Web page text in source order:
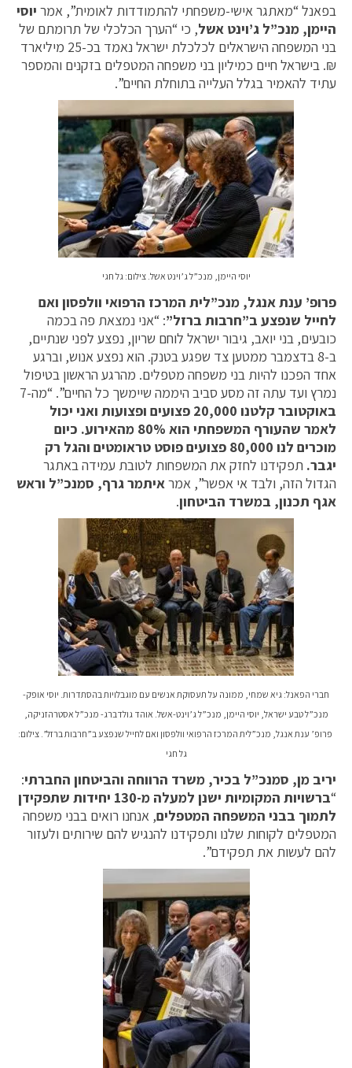
בפאנל “מאתגר אישי-משפחתי להתמודדות לאומית”, אמר יוסי
היימן, מנכ”ל ג’וינט אשל, כי “הערך הכלכלי של תרומתם של
בני המשפחה הישראלים לכלכלת ישראל נאמד בכ-25 מיליארד
₪. בישראל חיים כמיליון בני משפחה המטפלים בזקנים והמספר
עתיד להאמיר בגלל העלייה בתוחלת החיים”.
יוסי היימן, מנכ”ל ג’וינט אשל. צילום: גל חגי
פרופ’ ענת אנגל, מנכ”לית המרכז הרפואי וולפסון ואם
לחייל שנפצע ב”חרבות ברזל”: “אני נמצאת פה בכמה
כובעים, בני יואב, גיבור ישראל לוחם שריון, נפצע לפני שנתיים,
ב-8 בדצמבר ממטען צד שפגע בטנק. הוא נפצע אנוש, וברגע
אחד הפכנו להיות בני משפחה מטפלים. מהרגע הראשון בטיפול
נמרץ ועד עתה זה מסע סביב היממה שיימשך כל החיים”. “מה-7
באוקטובר קלטנו 20,000 פצועים ופצועות ואני יכול
לאמר שהעורף המשפחתי הוא 80% מהאירוע. כיום
מוכרים לנו 80,000 פצועים פוסט טראומטים והגל רק
יגבר. תפקידנו לחזק את המשפחות לטובת עמידה באתגר
הגדול הזה, ולבד אי אפשר”, אמראיתמר גרף, סמנכ”ל וראש
אגף תכנון, במשרד הביטחון.
חברי הפאנל: גיא שמחי, ממונה על תעסוקת אנשים עם מוגבלויות בהסתדרות. יוסי אופק-
מנכ”ל טבע ישראל, יוסי היימן, מנכ”ל ג’וינט-אשל. אוהד גולדברג- מנכ”ל אסטרהזניקה,
פרופ’ ענת אנגל, מנכ”לית המרכז הרפואי וולפסון ואם לחייל שנפצע ב”חרבות ברזל”. צילום:
גל חגי
יריב מן, סמנכ”ל בכיר, משרד הרווחה והביטחון החברתי:
“
ברשויות המקומיות ישנן למעלה מ-130 יחידות שתפקידן
לתמוך בבני המשפחה המטפלים, אנחנו רואים בבני משפחה
המטפלים לקוחות שלנו ותפקידנו להנגיש להם שירותים ולעזור
להם לעשות את תפקידם”.